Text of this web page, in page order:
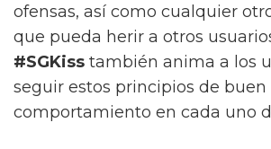
ofensas, así como cualquier
que pueda herir a otros
#SGKiss también anima a los
seguir estos principios de buen
comportamiento en cada uno